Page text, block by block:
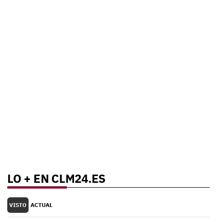
LO + EN CLM24.ES
VISTO ACTUAL